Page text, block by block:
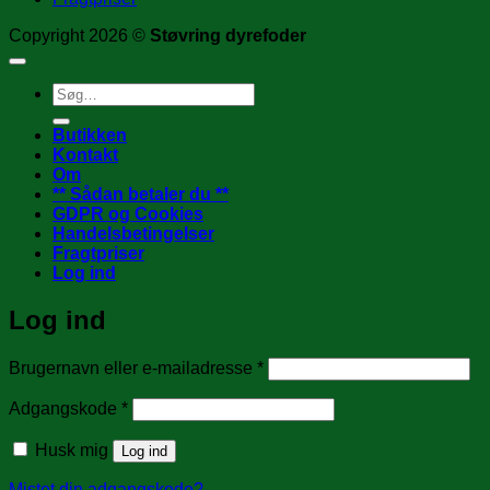
Copyright 2026 © Støvring dyrefoder
Søg
efter:
Butikken
Kontakt
Om
** Sådan betaler du **
GDPR og Cookies
Handelsbetingelser
Fragtpriser
Log ind
Log ind
Brugernavn eller e-mailadresse *Påkrævet
Adgangskode *Påkrævet
Husk mig Log ind